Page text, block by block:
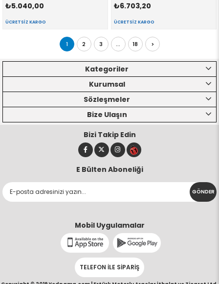
₺5.040,00
ÜCRETSIZ KARGO
₺6.703,20
ÜCRETSIZ KARGO
1 2 3 ... 18 >
Kategoriler
Kurumsal
Sözleşmeler
Bize Ulaşın
Bizi Takip Edin
E Bülten Aboneliği
GÖNDER
Mobil Uygulamalar
TELEFON İLE SİPARİŞ